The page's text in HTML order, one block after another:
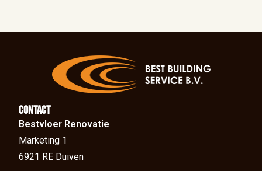
Contact
Bestvloer Renovatie
Marketing 1
6921 RE Duiven